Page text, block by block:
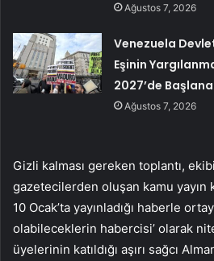
Ağustos 7, 2026
Venezuela
Eşinin
2027’de
Ağustos 7, 2026
Gizli kalması gereken toplantı,
gazetecilerden oluşan kamu yayın
10 Ocak’ta yayınladığı haberle
olabileceklerin habercisi’ olarak
üyelerinin katıldığı aşırı sağcı